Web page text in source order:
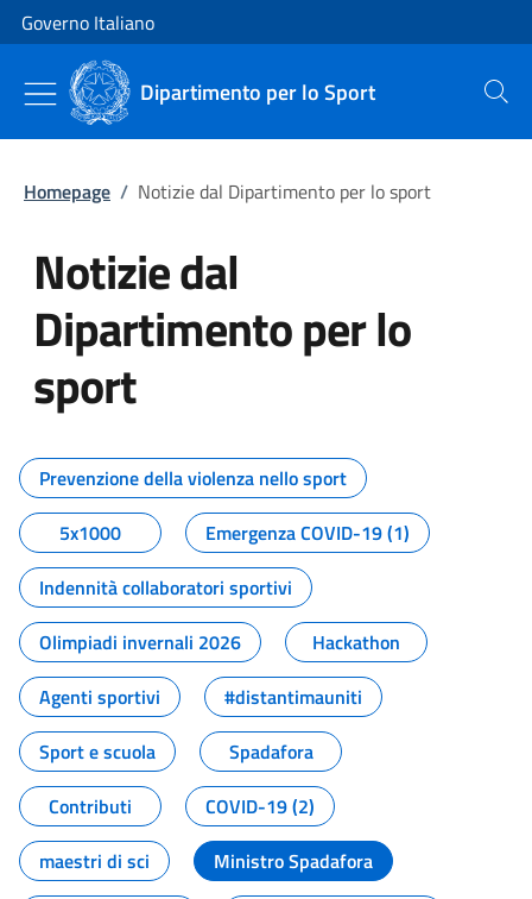
Vai al contenuto
Vai alla navigazione del sito
Governo Italiano
Dipartimento per lo Sport Cerca
Homepage / Notizie dal Dipartimento per lo sport
Notizie dal
Dipartimento per lo
sport
Tutti i contenuti della pagina
Prevenzione della violenza nello sport
5x1000
Emergenza COVID-19 (1)
Indennità collaboratori sportivi
Olimpiadi invernali 2026
Hackathon
Agenti sportivi
#distantimauniti
Sport e scuola
Spadafora
Contributi
COVID-19 (2)
maestri di sci
Ministro Spadafora